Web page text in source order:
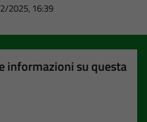
2025, 16:39
informazioni su questa